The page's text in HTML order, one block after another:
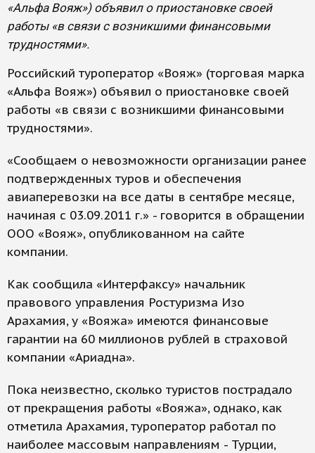
«Альфа Вояж») объявил о приостановке своей
работы «в связи с возникшими финансовыми
трудностями».
Российский туроператор «Вояж» (торговая марка
«Альфа Вояж») объявил о приостановке своей
работы «в связи с возникшими финансовыми
трудностями».
«Сообщаем о невозможности организации ранее
подтвержденных туров и обеспечения
авиаперевозки на все даты в сентябре месяце,
начиная с 03.09.2011 г.» - говорится в обращении
ООО «Вояж», опубликованном на сайте
компании.
Как сообщила «Интерфаксу» начальник
правового управления Ростуризма Изо
Арахамия, у «Вояжа» имеются финансовые
гарантии на 60 миллионов рублей в страховой
компании «Ариадна».
Пока неизвестно, сколько туристов пострадало
от прекращения работы «Вояжа», однако, как
отметила Арахамия, туроператор работал по
наиболее массовым направлениям - Турции,